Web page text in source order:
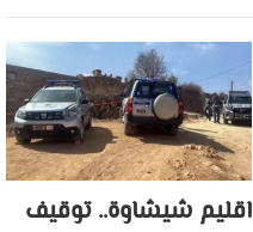
اقليم شيشاوة.. توقيف